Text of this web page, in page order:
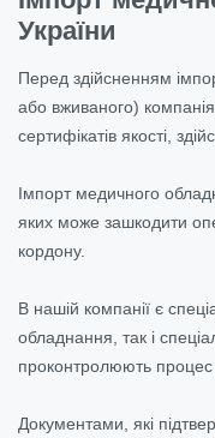
України
Перед здійсненням
або вживаного)
сертифікатів якості,
Імпорт медичного
яких може зашкодити
кордону.
В нашій компанії є
обладнання, так і
проконтролюють
Документами, які